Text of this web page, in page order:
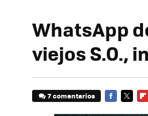
WhatsApp
viejos S.O.,
7 comentarios